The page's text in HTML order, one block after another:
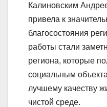
Калиновским
привела к
благосостояния
работы стали
региона, которые
социальным
лучшему качеству
чистой среде.